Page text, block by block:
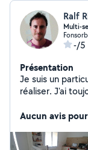
Ralf
Multi-
-/5
Présentation
Je suis un
réaliser. J'ai
divers travaux,
par
Aucun avis